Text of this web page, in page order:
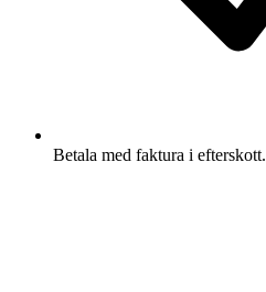
Betala med faktura i efterskott.